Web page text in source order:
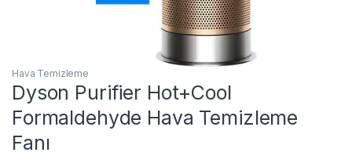
Hava Temizleme
Dyson Purifier Hot+Cool
Formaldehyde Hava Temizleme
Fanı